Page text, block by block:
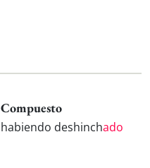
Compuesto
habiendo deshinchado